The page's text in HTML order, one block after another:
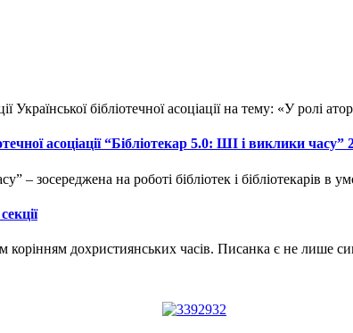
бібліотечної асоціації на тему: «У ролі
асоціації “Бібліотекар 5.0: ШІ і виклики
– зосереджена на роботі бібліотек і бібліотекарів в
корінням дохристиянських часів. Писанка є не лише